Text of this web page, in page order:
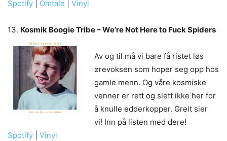
Spotify Omtale Vinyl
13. Kosmik Boogie Tribe – We’re Not Here to Fuck Spiders
Av og til må vi bare få ristet løs
ørevoksen som hoper seg opp hos
gamle menn. Og våre kosmiske
venner er rett og slett ikke her for
å knulle edderkopper. Greit sier
vi! Inn på listen med dere!
Spotify
Vinyl